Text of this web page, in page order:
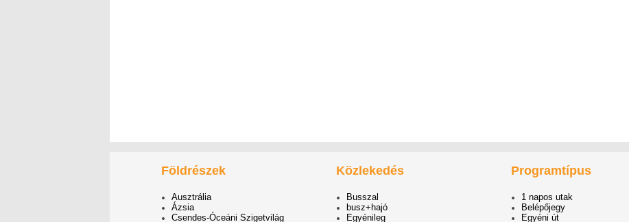
Földrészek
Ausztrália
Ázsia
Csendes-Óceáni Szigetvilág
Közlekedés
Busszal
busz+hajó
Egyénileg
Programtípus
1 napos utak
Belépőjegy
Egyéni út